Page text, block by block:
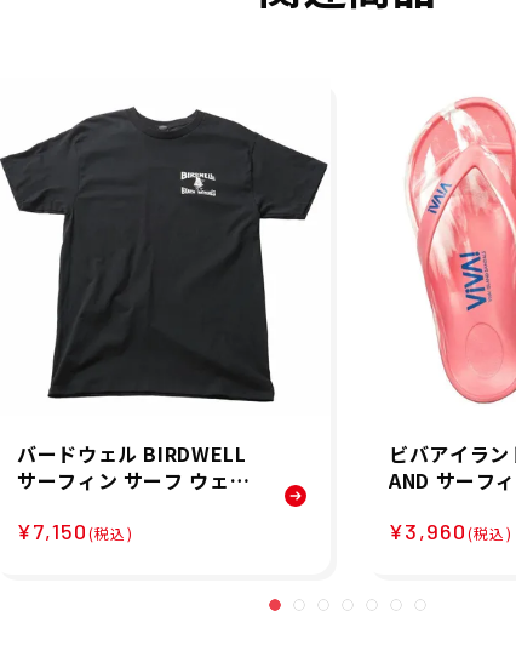
バードウェル BIRDWELL
サーフィン サーフ ウェア
ate T-Shirt 1TS1-0003-
¥7,150(税込)
ビバアイラ
AND サーフ
JAPAN FLIP
ニセックス
¥3,960(税込)